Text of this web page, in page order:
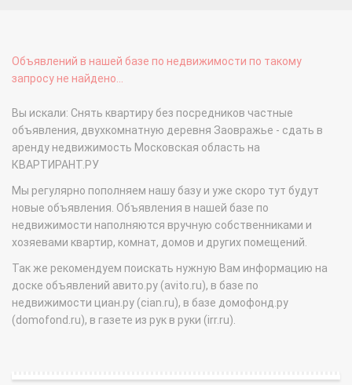
Объявлений в нашей базе по недвижимости по такому
запросу не найдено...
Вы искали: Снять квартиру без посредников частные
объявления, двухкомнатную деревня Заовражье - сдать в
аренду недвижимость Московская область на
КВАРТИРАНТ.РУ
Мы регулярно пополняем нашу базу и уже скоро тут будут
новые объявления. Объявления в нашей базе по
недвижимости наполняются вручную собственниками и
хозяевами квартир, комнат, домов и других помещений.
Так же рекомендуем поискать нужную Вам информацию на
доске объявлений авито.ру (avito.ru), в базе по
недвижимости циан.ру (cian.ru), в базе домофонд.ру
(domofond.ru), в газете из рук в руки (irr.ru).